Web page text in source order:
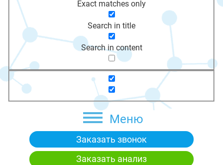
Exact matches only
Search in title
Search in content
Меню
Заказать звонок
Заказать анализ